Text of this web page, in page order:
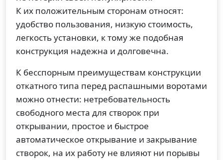
К их положительным сторонам относят:
удобство пользования, низкую стоимость,
легкость установки, к тому же подобная
конструкция надежна и долговечна.
К бесспорным преимуществам конструкции
откатного типа перед распашными воротами
можно отнести: нетребовательность
свободного места для створок при
открывании, простое и быстрое
автоматическое открывание и закрывание
створок, на их работу не влияют ни порывы